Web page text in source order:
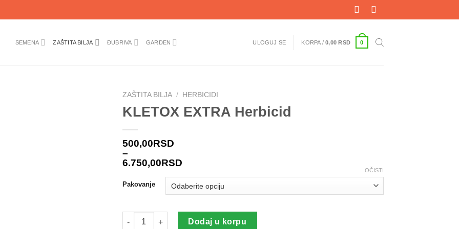
SEMENA ZAŠTITA BILJA ĐUBRIVA GARDEN ULOGUJ SE KORPA /0,00 RSD 0
ZAŠTITA BILJA / HERBICIDI
KLETOX EXTRA Herbicid
500,00RSD
–
6.750,00RSD
Pakovanje
OČISTI
KLETOX EXTRA Herbicid količina
Dodaj u korpu